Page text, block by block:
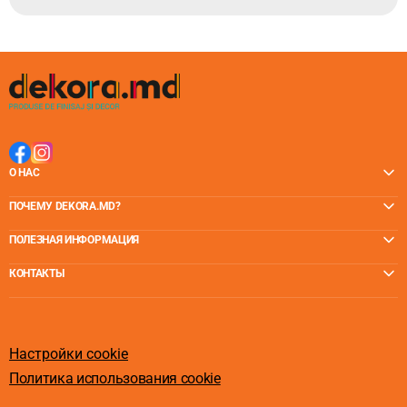
О НАС
ПОЧЕМУ DEKORA.MD?
ПОЛЕЗНАЯ ИНФОРМАЦИЯ
КОНТАКТЫ
Настройки cookie
Политика использования cookie